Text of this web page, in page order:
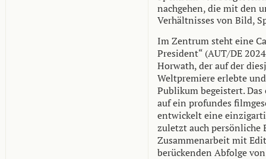
nachgehen, die mit den
Verhältnisses von Bild,
Im Zentrum steht eine
President“ (AUT/DE 2024
Horwath, der auf der
Weltpremiere erlebte
Publikum begeistert.
auf ein profundes
entwickelt eine
zuletzt auch persönliche
Zusammenarbeit mit
berückenden Abfolge